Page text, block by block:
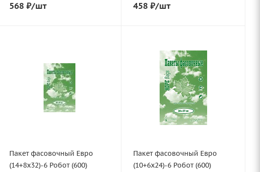
568 ₽/шт 458 ₽/шт
Пакет фасовочный Евро
(14+8х32)-6 Робот (600)
Пакет фасовочный Евро
(10+6х24)-6 Робот (600)